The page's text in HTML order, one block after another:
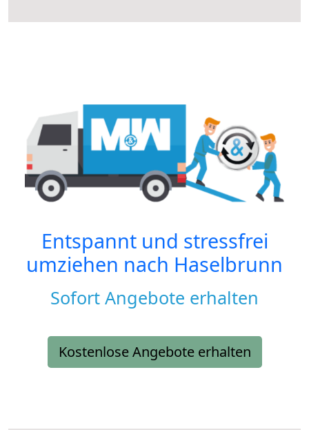
Entspannt und stressfrei
umziehen nach Haselbrunn
Sofort Angebote erhalten
Kostenlose Angebote erhalten